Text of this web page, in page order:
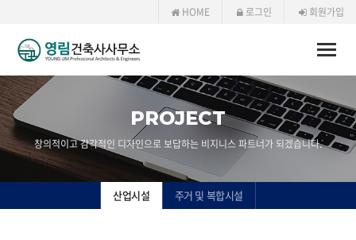
HOME 로그인 회원가입
Toggle
PROJECT
창의적이고 감각적인 디자인으로 보답하는 비지니스 파트너가 되겠습니다.
산업시설 주거 및 복합시설